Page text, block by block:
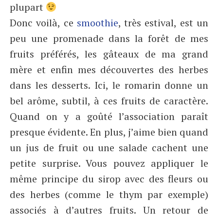
plupart
Donc voilà, ce smoothie, très estival, est un
peu une promenade dans la forêt de mes
fruits préférés, les gâteaux de ma grand
mère et enfin mes découvertes des herbes
dans les desserts. Ici, le romarin donne un
bel arôme, subtil, à ces fruits de caractère.
Quand on y a goûté l’association paraît
presque évidente. En plus, j’aime bien quand
un jus de fruit ou une salade cachent une
petite surprise. Vous pouvez appliquer le
même principe du sirop avec des fleurs ou
des herbes (comme le thym par exemple)
associés à d’autres fruits. Un retour de